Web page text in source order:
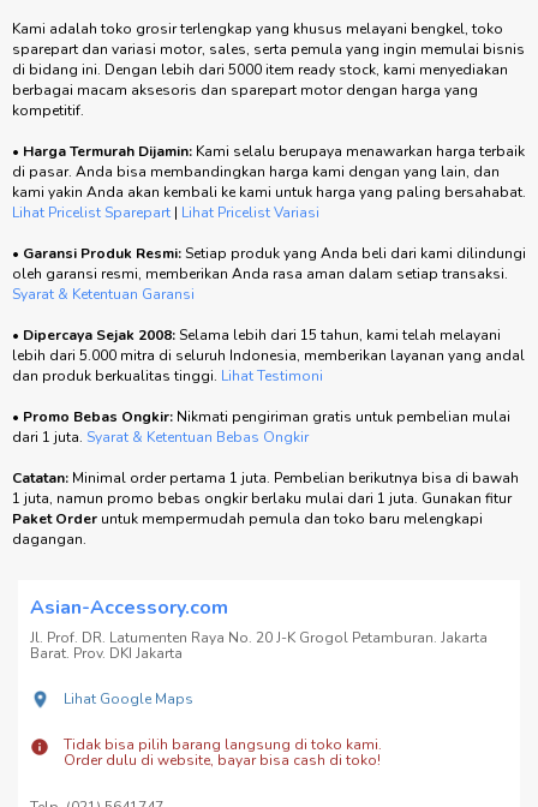
Kami adalah toko grosir terlengkap yang khusus melayani bengkel, toko
sparepart dan variasi motor, sales, serta pemula yang ingin memulai bisnis
di bidang ini. Dengan lebih dari 5000 item ready stock, kami menyediakan
berbagai macam aksesoris dan sparepart motor dengan harga yang
kompetitif.
• Harga Termurah Dijamin: Kami selalu berupaya menawarkan harga terbaik
di pasar. Anda bisa membandingkan harga kami dengan yang lain, dan
kami yakin Anda akan kembali ke kami untuk harga yang paling bersahabat.
Lihat Pricelist Sparepart | Lihat Pricelist Variasi
• Garansi Produk Resmi:Setiap produk yang Anda beli dari kami dilindungi
oleh garansi resmi, memberikan Anda rasa aman dalam setiap transaksi.
Syarat & Ketentuan Garansi
• Dipercaya Sejak 2008:Selama lebih dari 15 tahun, kami telah melayani
lebih dari 5.000 mitra di seluruh Indonesia, memberikan layanan yang andal
dan produk berkualitas tinggi. Lihat Testimoni
• Promo Bebas Ongkir: Nikmati pengiriman gratis untuk pembelian mulai
dari 1 juta. Syarat & Ketentuan Bebas Ongkir
Catatan: Minimal order pertama 1 juta. Pembelian berikutnya bisa di bawah
1 juta, namun promo bebas ongkir berlaku mulai dari 1 juta. Gunakan fitur
Paket Order untuk mempermudah pemula dan toko baru melengkapi
dagangan.
Asian-Accessory.com
Jl. Prof. DR. Latumenten Raya No. 20 J-K Grogol Petamburan. Jakarta
Barat. Prov. DKI Jakarta
Lihat Google Maps
Tidak bisa pilih barang langsung di toko kami.
Order dulu di website, bayar bisa cash di toko!